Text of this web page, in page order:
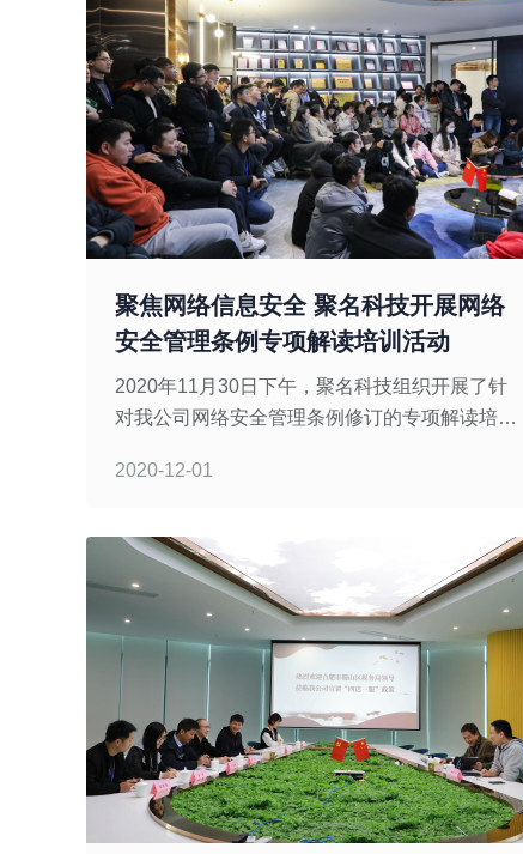
聚焦网络信息安全 聚名科技开展网络
安全管理条例专项解读培训活动
2020年11月30日下午，聚名科技组织开展了针
对我公司网络安全管理条例修订的专项解读培训
的管理，推动我公司网络信息安全建设，确保公
主讲，公司全体员工共同参
2020-12-01